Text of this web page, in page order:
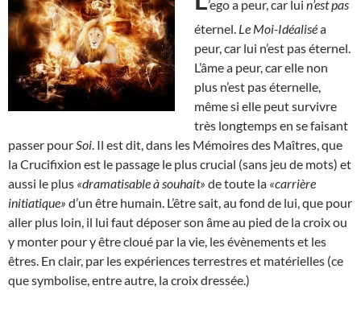
’ego a peur, car lui n’est pas
éternel. Le Moi-Idéaliséa
peur, car lui n’est pas éternel.
L’âme a peur, car elle non
plus n’est pas éternelle,
même si elle peut survivre
très longtemps en se faisant
passer pour Soi . Il est dit, dans les Mémoires des Maîtres, que
la Crucifixion est le passage le plus crucial (sans jeu de mots) et
aussi le plus «dramatisable à souhait» de toute la «carrière
initiatique» d’un être humain. L’être sait, au fond de lui, que pour
aller plus loin, il lui faut déposer son âme au pied de la croix ou
y monter pour y être cloué par la vie, les évènements et les
êtres. En clair, par les expériences terrestres et matérielles (ce
que symbolise, entre autre, la croix dressée.)